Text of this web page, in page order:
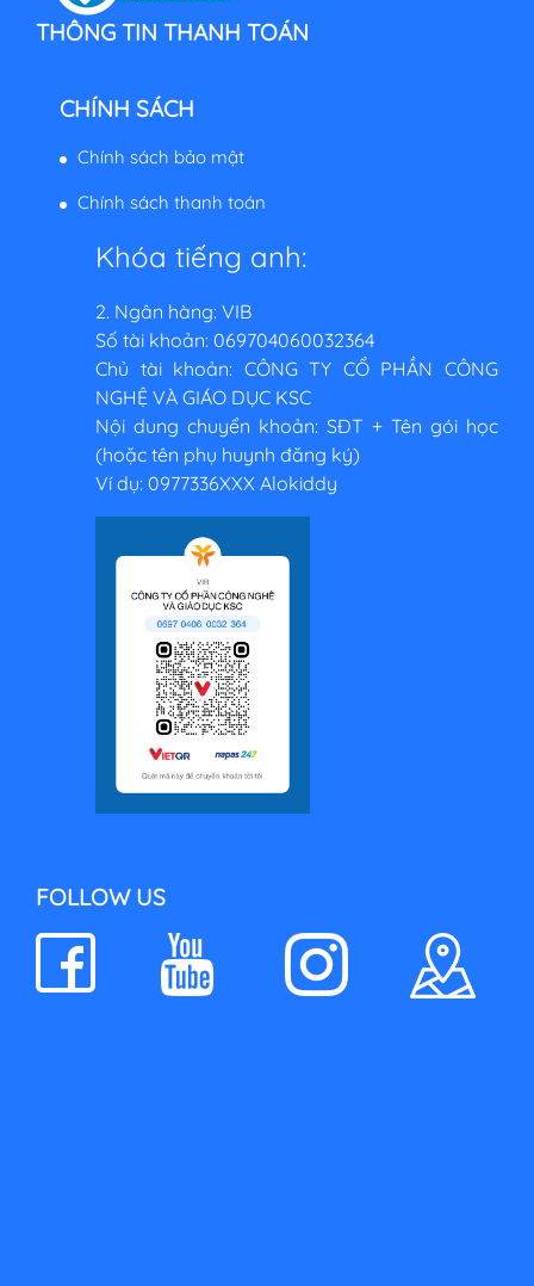
THÔNG TIN THANH TOÁN
CHÍNH SÁCH
Chính sách bảo mật
Chính sách thanh toán
Khóa tiếng anh:
2. Ngân hàng: VIB
Số tài khoản: 069704060032364
Chủ tài khoản: CÔNG TY CỔ PHẦN CÔNG
NGHỆ VÀ GIÁO DỤC KSC
Nội dung chuyển khoản: SĐT + Tên gói học
(hoặc tên phụ huynh đăng ký)
Ví dụ: 0977336XXX Alokiddy
FOLLOW US